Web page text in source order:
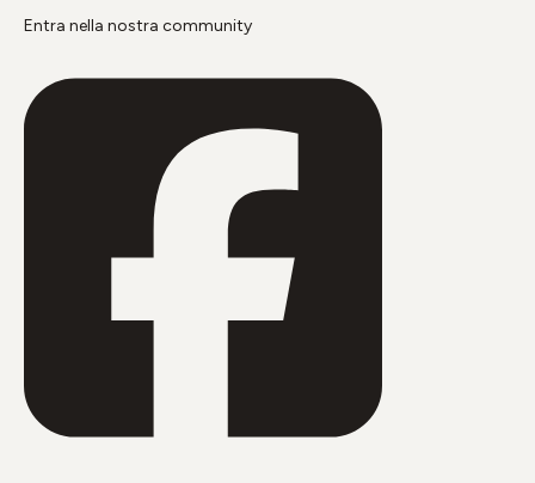
Entra nella nostra community